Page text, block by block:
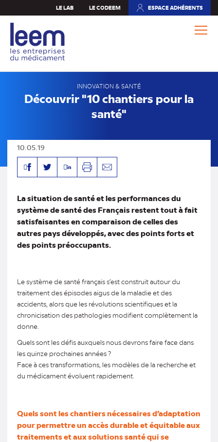
au
contenu
principal
LE LAB LE CODEEM ESPACE ADHÉRENTS
(NOUVEL
INNOVATION & SANTÉ
Découvrir "10 chantiers pour la
santé"
10.05.19
FacebookTwitterLinkedinImprimerEnvoyer
La situation de santé et les performances du
système de santé des Français restent tout à fait
satisfaisantes en comparaison de celles des
autres pays développés, avec des points forts et
des points préoccupants.
Le système de santé français s’est construit autour du
traitement des épisodes aigus de la maladie et des
accidents, alors que les révolutions scientifiques et la
chronicisation des pathologies modifient complètement la
donne.
Quels sont les défis auxquels nous devrons faire face dans
les quinze prochaines années ?
Face à ces transformations, les modèles de la recherche et
du médicament évoluent rapidement.
Quels sont les chantiers nécessaires d’adaptation
pour permettre un accès durable et équitable aux
traitements et aux solutions santé qui se